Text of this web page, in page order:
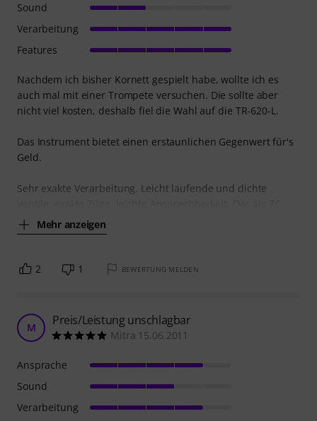
Nachdem ich bisher Kornett gespielt habe, wollte ich es
auch mal mit einer Trompete versuchen. Die sollte aber
nicht viel kosten, deshalb fiel die Wahl auf die TR-620-L.
Das Instrument bietet einen erstaunlichen Gegenwert für's
Geld.
Sehr exakte Verarbeitung. Leicht laufende und dichte
Mehr anzeigen
Sound
Verarbeitung
Features
2 1 BEWERTUNG MELDEN
M Preis/Leistung unschlagbar
Mitra 15.06.2011
Ansprache
Sound
Verarbeitung